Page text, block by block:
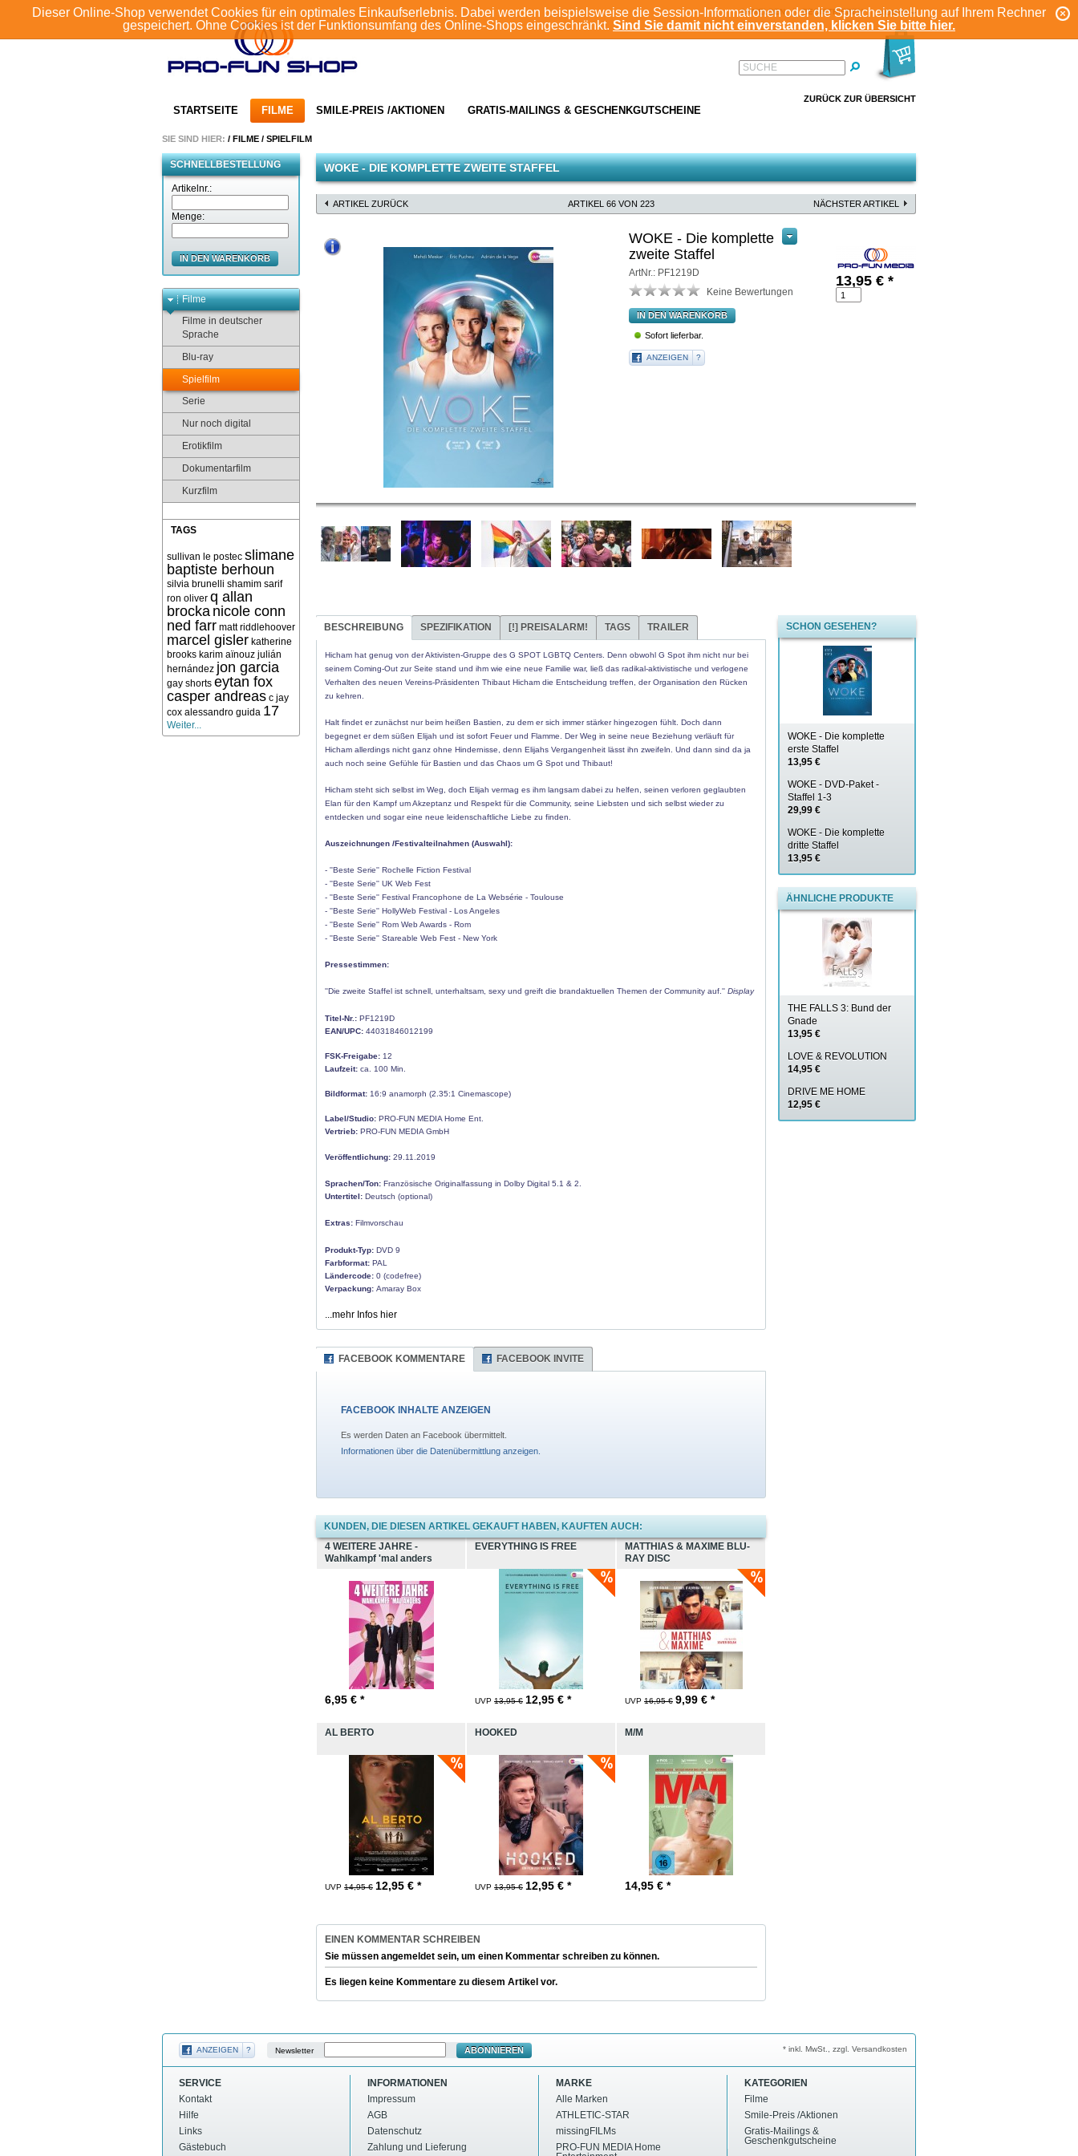
Dieser Online-Shop verwendet Cookies für ein optimales Einkaufserlebnis. Dabei werden beispielsweise die Session-Informationen oder die Spracheinstellung auf Ihrem Rechner
gespeichert. Ohne Cookies ist der Funktionsumfang des Online-Shops eingeschränkt. Sind Sie damit nicht einverstanden, klicken Sie bitte hier.
KONTO
ANMELDEN REGISTRIEREN
STARTSEITE FILME SMILE-PREIS /AKTIONEN GRATIS-MAILINGS & GESCHENKGUTSCHEINE
SUCHE
SIE SIND HIER: / FILME / SPIELFILM
SCHNELLBESTELLUNG
Artikelnr.:
Menge:
IN DEN WARENKORB
Filme
Filme in deutscher
Sprache
Blu-ray
Spielfilm
Serie
Nur noch digital
Erotikfilm
Dokumentarfilm
Kurzfilm
TAGS
sullivan le postec slimane
baptiste berhoun
silvia brunelli shamim sarif
ron oliver q allan
brocka nicole conn
ned farr matt riddlehoover
marcel gisler katherine
brooks karim aïnouz julián
hernández jon garcia
gay shorts eytan fox
casper andreas c jay
cox alessandro guida 17
Weiter...
ZURÜCK ZUR ÜBERSICHT
WOKE - DIE KOMPLETTE ZWEITE STAFFEL
ARTIKEL ZURÜCK ARTIKEL 66 VON 223 NÄCHSTER ARTIKEL
WOKE - Die komplette
zweite Staffel
ArtNr.: PF1219D
Keine Bewertungen
13,95 € *
IN DEN WARENKORB
Sofort lieferbar.
ANZEIGEN ?
BESCHREIBUNG SPEZIFIKATION [!] PREISALARM! TAGS TRAILER
Hicham hat genug von der Aktivisten-Gruppe des G SPOT LGBTQ Centers. Denn obwohl G Spot ihm nicht nur bei
seinem Coming-Out zur Seite stand und ihm wie eine neue Familie war, ließ das radikal-aktivistische und verlogene
Verhalten des neuen Vereins-Präsidenten Thibaut Hicham die Entscheidung treffen, der Organisation den Rücken
zu kehren.
Halt findet er zunächst nur beim heißen Bastien, zu dem er sich immer stärker hingezogen fühlt. Doch dann
begegnet er dem süßen Elijah und ist sofort Feuer und Flamme. Der Weg in seine neue Beziehung verläuft für
Hicham allerdings nicht ganz ohne Hindernisse, denn Elijahs Vergangenheit lässt ihn zweifeln. Und dann sind da ja
auch noch seine Gefühle für Bastien und das Chaos um G Spot und Thibaut!
Hicham steht sich selbst im Weg, doch Elijah vermag es ihm langsam dabei zu helfen, seinen verloren geglaubten
Elan für den Kampf um Akzeptanz und Respekt für die Community, seine Liebsten und sich selbst wieder zu
entdecken und sogar eine neue leidenschaftliche Liebe zu finden.
Auszeichnungen /Festivalteilnahmen (Auswahl):
- ''Beste Serie'' Rochelle Fiction Festival
- ''Beste Serie'' UK Web Fest
- ''Beste Serie'' Festival Francophone de La Websérie - Toulouse
- ''Beste Serie'' HollyWeb Festival - Los Angeles
- ''Beste Serie'' Rom Web Awards - Rom
- ''Beste Serie'' Stareable Web Fest - New York
Pressestimmen:
''Die zweite Staffel ist schnell, unterhaltsam, sexy und greift die brandaktuellen Themen der Community auf.'' Display
Titel-Nr.: PF1219D
EAN/UPC: 44031846012199
FSK-Freigabe: 12
Laufzeit: ca. 100 Min.
Bildformat: 16:9 anamorph (2.35:1 Cinemascope)
Label/Studio: PRO-FUN MEDIA Home Ent.
Vertrieb: PRO-FUN MEDIA GmbH
Veröffentlichung: 29.11.2019
Sprachen/Ton: Französische Originalfassung in Dolby Digital 5.1 & 2.
Untertitel: Deutsch (optional)
Extras: Filmvorschau
Produkt-Typ: DVD 9
Farbformat: PAL
Ländercode: 0 (codefree)
Verpackung: Amaray Box
...mehr Infos hier
FACEBOOK KOMMENTARE FACEBOOK INVITE
FACEBOOK INHALTE ANZEIGEN
Es werden Daten an Facebook übermittelt.
Informationen über die Datenübermittlung anzeigen.
KUNDEN, DIE DIESEN ARTIKEL GEKAUFT HABEN, KAUFTEN AUCH:
4 WEITERE JAHRE -
Wahlkampf 'mal anders
6,95 € *
EVERYTHING IS FREE
UVP 13,95 € 12,95 € *
MATTHIAS & MAXIME BLU-
RAY DISC
UVP 16,95 € 9,99 € *
AL BERTO
UVP 14,95 € 12,95 € *
HOOKED
UVP 13,95 € 12,95 € *
M/M
14,95 € *
EINEN KOMMENTAR SCHREIBEN
Sie müssen angemeldet sein, um einen Kommentar schreiben zu können.
Es liegen keine Kommentare zu diesem Artikel vor.
SCHON GESEHEN?
WOKE - Die komplette
erste Staffel
13,95 €
WOKE - DVD-Paket -
Staffel 1-3
29,99 €
WOKE - Die komplette
dritte Staffel
13,95 €
ÄHNLICHE PRODUKTE
THE FALLS 3: Bund der
Gnade
13,95 €
LOVE & REVOLUTION
14,95 €
DRIVE ME HOME
12,95 €
ANZEIGEN ? Newsletter ABONNIEREN * inkl. MwSt., zzgl. Versandkosten
SERVICE
Kontakt
Hilfe
Links
Gästebuch
INFORMATIONEN
Impressum
AGB
Datenschutz
Zahlung und Lieferung
MARKE
Alle Marken
ATHLETIC-STAR
missingFILMs
PRO-FUN MEDIA Home
KATEGORIEN
Filme
Smile-Preis /Aktionen
Gratis-Mailings &
Geschenkgutscheine